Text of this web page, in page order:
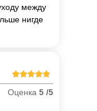
между
нигде
Оценка 5 /5